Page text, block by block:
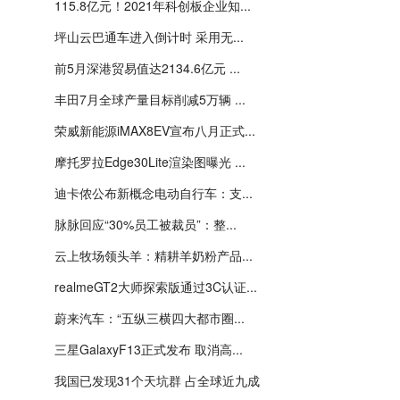
115.8亿元！2021年科创板企业知...
坪山云巴通车进入倒计时 采用无...
前5月深港贸易值达2134.6亿元 ...
丰田7月全球产量目标削减5万辆 ...
荣威新能源iMAX8EV宣布八月正式...
摩托罗拉Edge30Lite渲染图曝光 ...
迪卡侬公布新概念电动自行车：支...
脉脉回应“30%员工被裁员”：整...
云上牧场领头羊：精耕羊奶粉产品...
realmeGT2大师探索版通过3C认证...
蔚来汽车：“五纵三横四大都市圈...
三星GalaxyF13正式发布 取消高...
我国已发现31个天坑群 占全球近九成